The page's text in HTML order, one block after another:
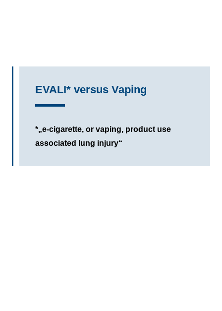
EVALI* versus Vaping
*„e-cigarette, or vaping, product use
associated lung injury“